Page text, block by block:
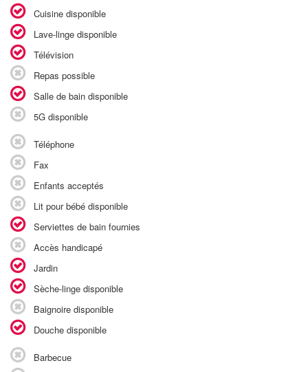
Cuisine disponible
Lave-linge disponible
Télévision
Repas possible
Salle de bain disponible
5G disponible
Téléphone
Fax
Enfants acceptés
Lit pour bébé disponible
Serviettes de bain fournies
Accès handicapé
Jardin
Sèche-linge disponible
Baignoire disponible
Douche disponible
Barbecue